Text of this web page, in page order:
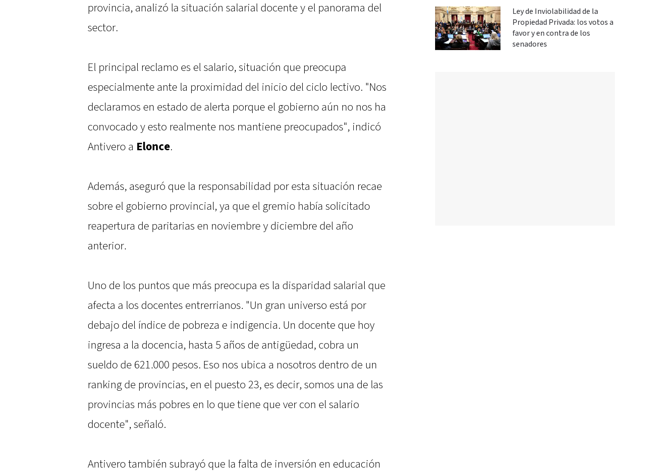
provincia, analizó la situación salarial docente y el panorama del
sector.
El principal reclamo es el salario, situación que preocupa
especialmente ante la proximidad del inicio del ciclo lectivo. "Nos
declaramos en estado de alerta porque el gobierno aún no nos ha
convocado y esto realmente nos mantiene preocupados", indicó
Antivero a Elonce.
Además, aseguró que la responsabilidad por esta situación recae
sobre el gobierno provincial, ya que el gremio había solicitado
reapertura de paritarias en noviembre y diciembre del año
anterior.
Uno de los puntos que más preocupa es la disparidad salarial que
afecta a los docentes entrerrianos. "Un gran universo está por
debajo del índice de pobreza e indigencia. Un docente que hoy
ingresa a la docencia, hasta 5 años de antigüedad, cobra un
sueldo de 621.000 pesos. Eso nos ubica a nosotros dentro de un
ranking de provincias, en el puesto 23, es decir, somos una de las
provincias más pobres en lo que tiene que ver con el salario
docente", señaló.
Antivero también subrayó que la falta de inversión en educación
Ley de Inviolabilidad de la
Propiedad Privada: los votos a
favor y en contra de los
senadores